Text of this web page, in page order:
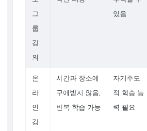
그
룹
강
의
있음
온
라
인
강
시간과 장소에
구애받지 않음,
반복 학습 가능
자기주도
적 학습 능
력 필요